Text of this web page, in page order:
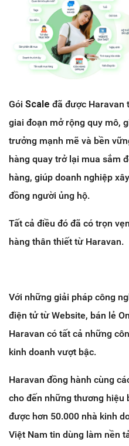
Gói Scale đã được Haravan
giai đoạn mở rộng quy mô,
trưởng mạnh mẽ và bền
hàng quay trở lại mua sắm
hàng, giúp doanh nghiệp
đồng người ủng hộ.
Tất cả điều đó đã có trọn
hàng thân thiết từ Haravan.
Với những giải pháp công
điện tử từ Website, bán lẻ
Haravan có tất cả những
kinh doanh vượt bậc.
Haravan đồng hành cùng
cho đến những thương hiệu
được hơn 50.000 nhà kinh
Việt Nam tin dùng làm nền